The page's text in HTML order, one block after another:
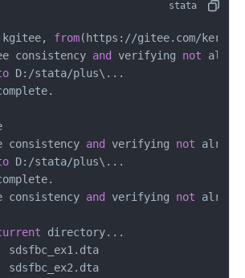
from(https: //gitee.com/
consistency and verifying not
D: /stata/plus\...
consistency and verifying not
D: /stata/plus\...
consistency and verifying not
directory...
sdsfbc_ex1.dta
sdsfbc_ex2.dta